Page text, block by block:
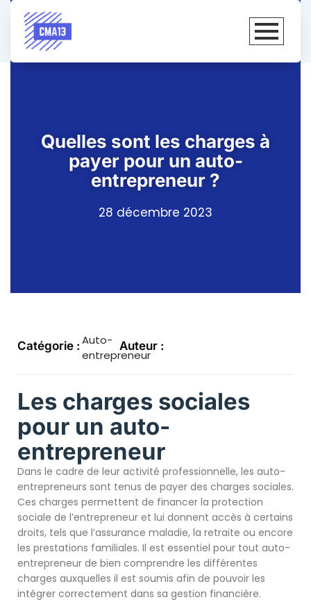
Quelles sont les charges à
payer pour un auto-
entrepreneur ?
28 décembre 2023
Catégorie : Auto-
entrepreneur
Auteur :
Les charges sociales
pour un auto-
entrepreneur
Dans le cadre de leur activité professionnelle, les auto-
entrepreneurs sont tenus de payer des charges sociales.
Ces charges permettent de financer la protection
sociale de l’entrepreneur et lui donnent accès à certains
droits, tels que l’assurance maladie, la retraite ou encore
les prestations familiales. Il est essentiel pour tout auto-
entrepreneur de bien comprendre les différentes
charges auxquelles il est soumis afin de pouvoir les
intégrer correctement dans sa gestion financière.